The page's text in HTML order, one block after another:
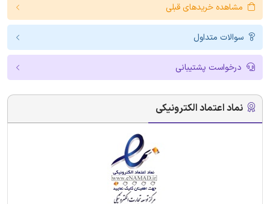
مشاهده خریدهای قبلی
سوالات متداول
درخواست پشتیبانی
نماد اعتماد الکترونیکی